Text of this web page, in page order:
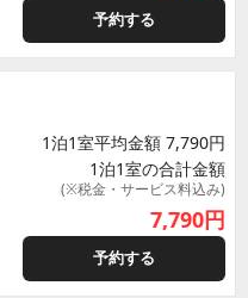
予約する
1泊1室平均金額 7,790円
1泊1室の合計金額
(※税金・サービス料込み)
7,790円
予約する